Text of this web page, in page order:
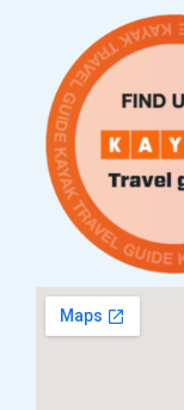
Услови за
Наши партнери